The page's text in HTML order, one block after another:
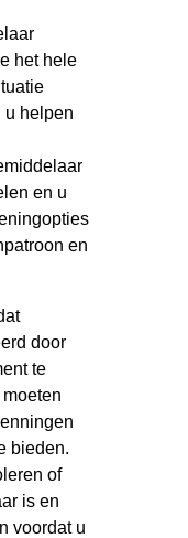
het hele
u helpen
en u
en
door
te
bieden.
of
is en
voordat u